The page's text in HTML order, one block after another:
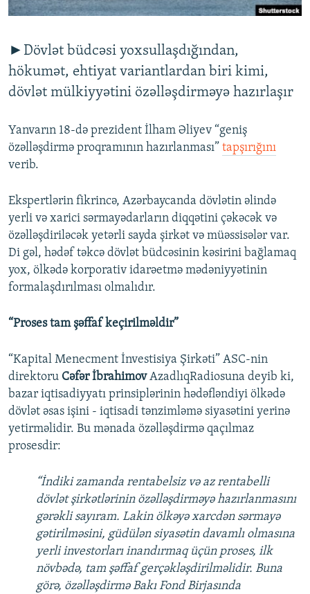
AZADLIQRADIOSU MOBIL TELEFONUNUZDA
XƏBƏR BÜLLETENLƏRIMIZ
RFE/RL-in bütün saytları
►Dövlət büdcəsi yoxsullaşdığından,
hökumət, ehtiyat variantlardan biri kimi,
dövlət mülkiyyətini özəlləşdirməyə hazırlaşır
Yanvarın 18-də prezident İlham Əliyev “geniş
özəlləşdirmə proqramının hazırlanması” tapşırığını
verib.
Ekspertlərin fikrincə, Azərbaycanda dövlətin əlində
yerli və xarici sərmayədarların diqqətini çəkəcək və
özəlləşdiriləcək yetərli sayda şirkət və müəssisələr var.
Di gəl, hədəf təkcə dövlət büdcəsinin kəsirini bağlamaq
yox, ölkədə korporativ idarəetmə mədəniyyətinin
formalaşdırılması olmalıdır.
“Proses tam şəffaf keçirilməldir”
“Kapital Menecment İnvestisiya Şirkəti” ASC-nin
direktoru Cəfər İbrahimovAzadlıqRadiosuna deyib ki,
bazar iqtisadiyyatı prinsiplərinin hədəfləndiyi ölkədə
dövlət əsas işini - iqtisadi tənzimləmə siyasətini yerinə
yetirməlidir. Bu mənada özəlləşdirmə qaçılmaz
prosesdir:
“İndiki zamanda rentabelsiz və az rentabelli
dövlət şirkətlərinin özəlləşdirməyə hazırlanmasını
gərəkli sayıram. Lakin ölkəyə xarcdən sərmayə
gətirilməsini, güdülən siyasətin davamlı olmasına
yerli investorları inandırmaq üçün proses, ilk
növbədə, tam şəffaf gerçəkləşdirilməlidir. Buna
görə, özəlləşdirmə Bakı Fond Birjasında